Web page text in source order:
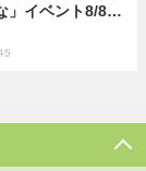
」イベント8/8…